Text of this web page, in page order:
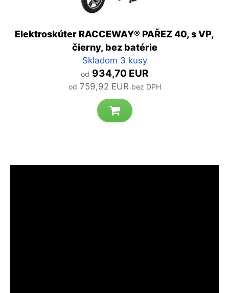
Elektroskúter RACCEWAY® PAŘEZ 40, s VP,
čierny, bez batérie
Skladom 3 kusy
od 934,70 EUR
od 759,92 EUR bez DPH